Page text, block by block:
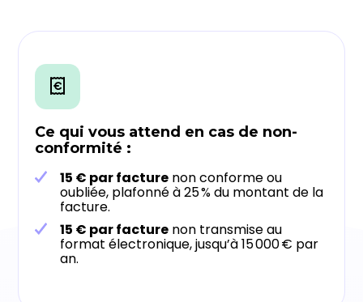
Ce qui vous attend en cas de non-
conformité :
15 € par facture non conforme ou
oubliée, plafonné à 25 % du montant de la
facture.
15 € par facture non transmise au
format électronique, jusqu’à 15 000 € par
an.